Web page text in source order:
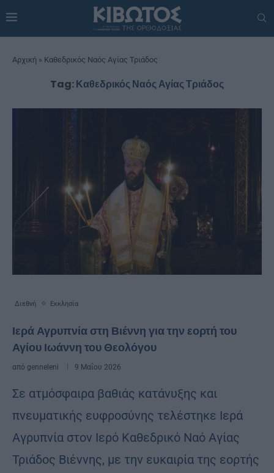
Αρχική » Καθεδρικός Ναός Αγίας Τριάδος
Tag:Καθεδρικός Ναός Αγίας Τριάδος
Διεθνή Εκκλησία
Ιερά Αγρυπνία στη Βιέννη για την εορτή του
Αγίου Ιωάννη του Θεολόγου
από genneleni 9 Μαΐου 2026
Σε ατμόσφαιρα βαθιάς κατάνυξης και
πνευματικής ευφροσύνης τελέστηκε Ιερά
Αγρυπνία στον Ιερό Καθεδρικό Ναό Αγίας
Τριάδος Βιέννης, με την ευκαιρία της εορτής